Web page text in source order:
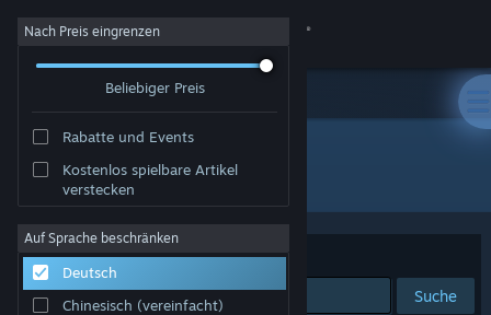
Anmelden
Info
Support
Nach Preis eingrenzen
Beliebiger Preis
Rabatte und Events
Kostenlos spielbare Artikel
verstecken
Auf Sprache beschränken
Deutsch
Chinesisch (vereinfacht)
Publisher: Syrena Interactive
Sortieren nach Relevanz
Suche